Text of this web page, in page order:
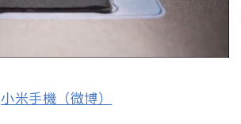
小米手機（微博）